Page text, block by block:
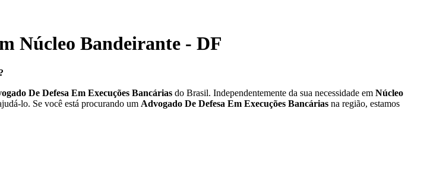
Núcleo Bandeirante - DF
?
De Defesa Em Execuções Bancárias do Brasil. Independentemente da sua necessidade em Núcleo
lo. Se você está procurando um Advogado De Defesa Em Execuções Bancárias na região, estamos